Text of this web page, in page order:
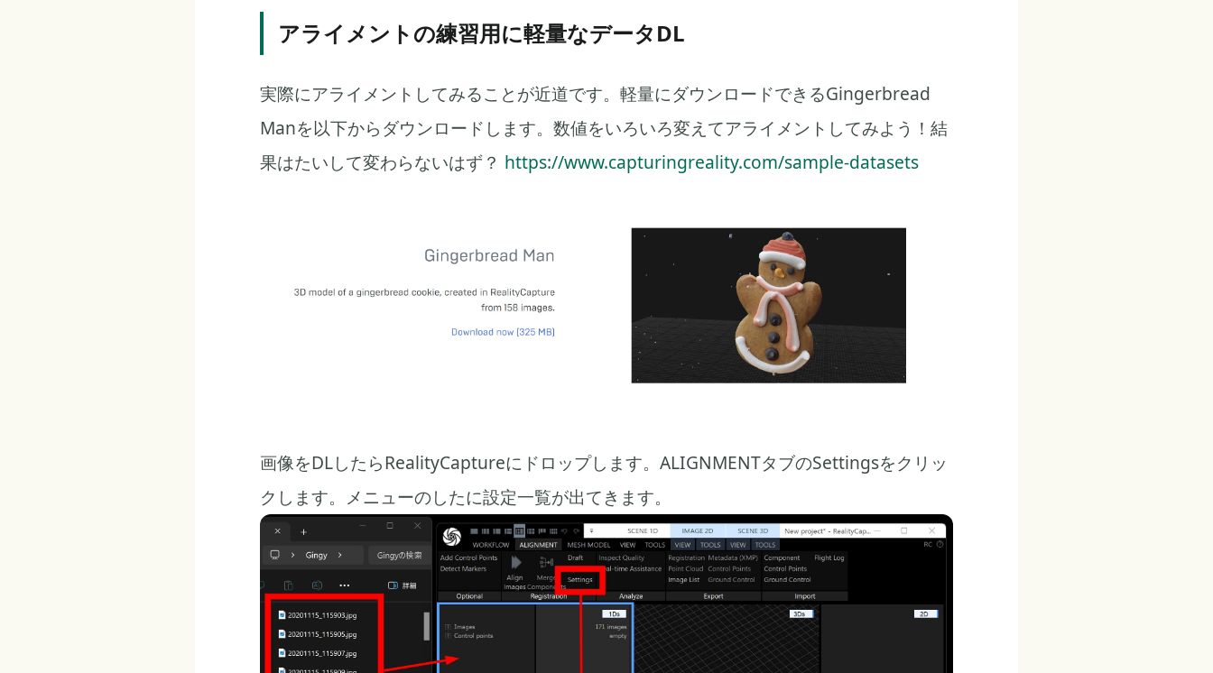
アライメントの練習用に軽量なデータDL
実際にアライメントしてみることが近道です。軽量にダウンロードできるGingerbread
Manを以下からダウンロードします。数値をいろいろ変えてアライメントしてみよう！結
果はたいして変わらないはず？ https://www.capturingreality.com/sample-datasets
画像をDLしたらRealityCaptureにドロップします。ALIGNMENTタブのSettingsをクリッ
クします。メニューのしたに設定一覧が出てきます。